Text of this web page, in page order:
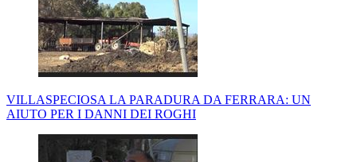
VILLASPECIOSA LA PARADURA DA FERRARA: UN
AIUTO PER I DANNI DEI ROGHI